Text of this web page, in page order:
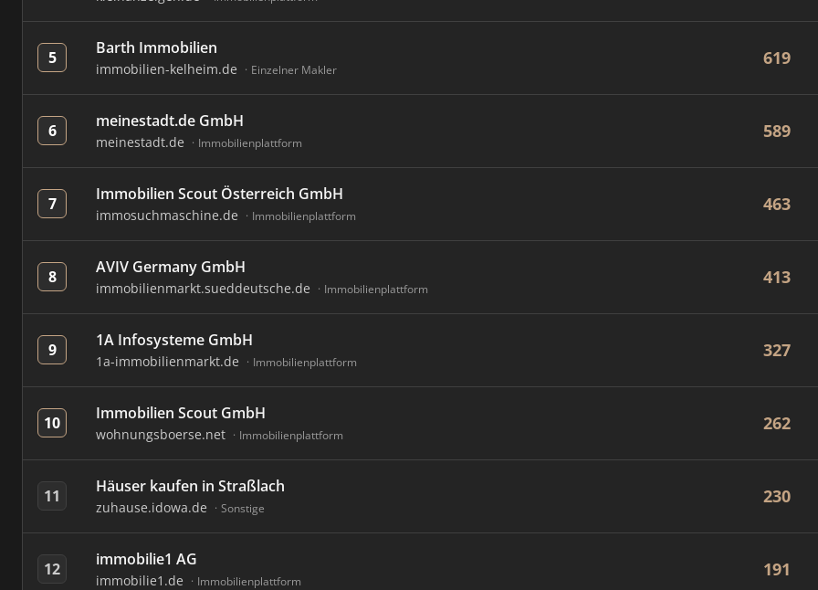
5 Barth Immobilien
immobilien-kelheim.de Einzelner Makler
619
6 meinestadt.de GmbH
meinestadt.de Immobilienplattform
589
7 Immobilien Scout Österreich GmbH
immosuchmaschine.de Immobilienplattform
463
8 AVIV Germany GmbH
immobilienmarkt.sueddeutsche.de Immobilienplattform
413
9 1A Infosysteme GmbH
1a-immobilienmarkt.de Immobilienplattform
327
10 Immobilien Scout GmbH
wohnungsboerse.net Immobilienplattform
262
11 Häuser kaufen in Straßlach
zuhause.idowa.de Sonstige
230
12 immobilie1 AG
immobilie1.de Immobilienplattform
191